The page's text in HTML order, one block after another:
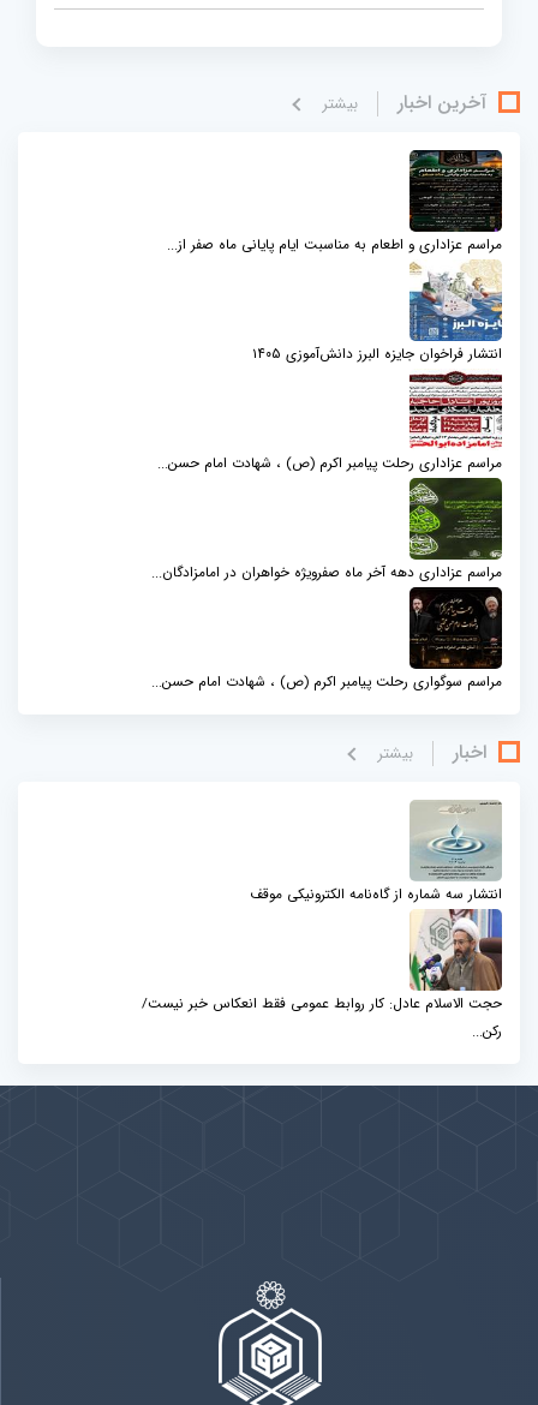
آخرین اخبار بيشتر
مراسم عزاداری و اطعام به مناسبت ایام پایانی ماه صفر از...
انتشار فراخوان جایزه البرز دانش‌آموزی ۱۴۰۵
مراسم عزاداری رحلت پیامبر اکرم (ص) ، شهادت امام حسن...
مراسم عزاداری دهه آخر ماه صفرویژه خواهران در امامزادگان...
مراسم سوگواری رحلت پیامبر اکرم (ص) ، شهادت امام حسن...
اخبار بيشتر
انتشار سه شماره از گاه‌نامه الکترونیکی موقف
حجت الاسلام عادل: کار روابط عمومی فقط انعکاس خبر نیست/
رکن...